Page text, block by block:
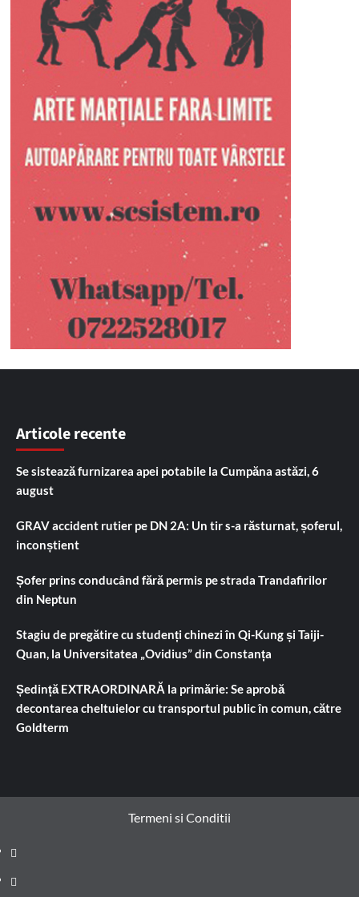
Articole recente
Se sistează furnizarea apei potabile la Cumpăna astăzi, 6
august
GRAV accident rutier pe DN 2A: Un tir s-a răsturnat, șoferul,
inconștient
Șofer prins conducând fără permis pe strada Trandafirilor
din Neptun
Stagiu de pregătire cu studenți chinezi în Qi-Kung și Taiji-
Quan, la Universitatea „Ovidius” din Constanța
Ședință EXTRAORDINARĂ la primărie: Se aprobă
decontarea cheltuielor cu transportul public în comun, către
Goldterm
Termeni si Conditii
Prima
pagină
Știri